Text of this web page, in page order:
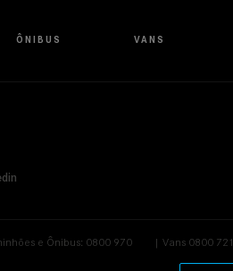
ÔNIBUS VANS
e Ônibus: 0800 970
| Vans 0800 721